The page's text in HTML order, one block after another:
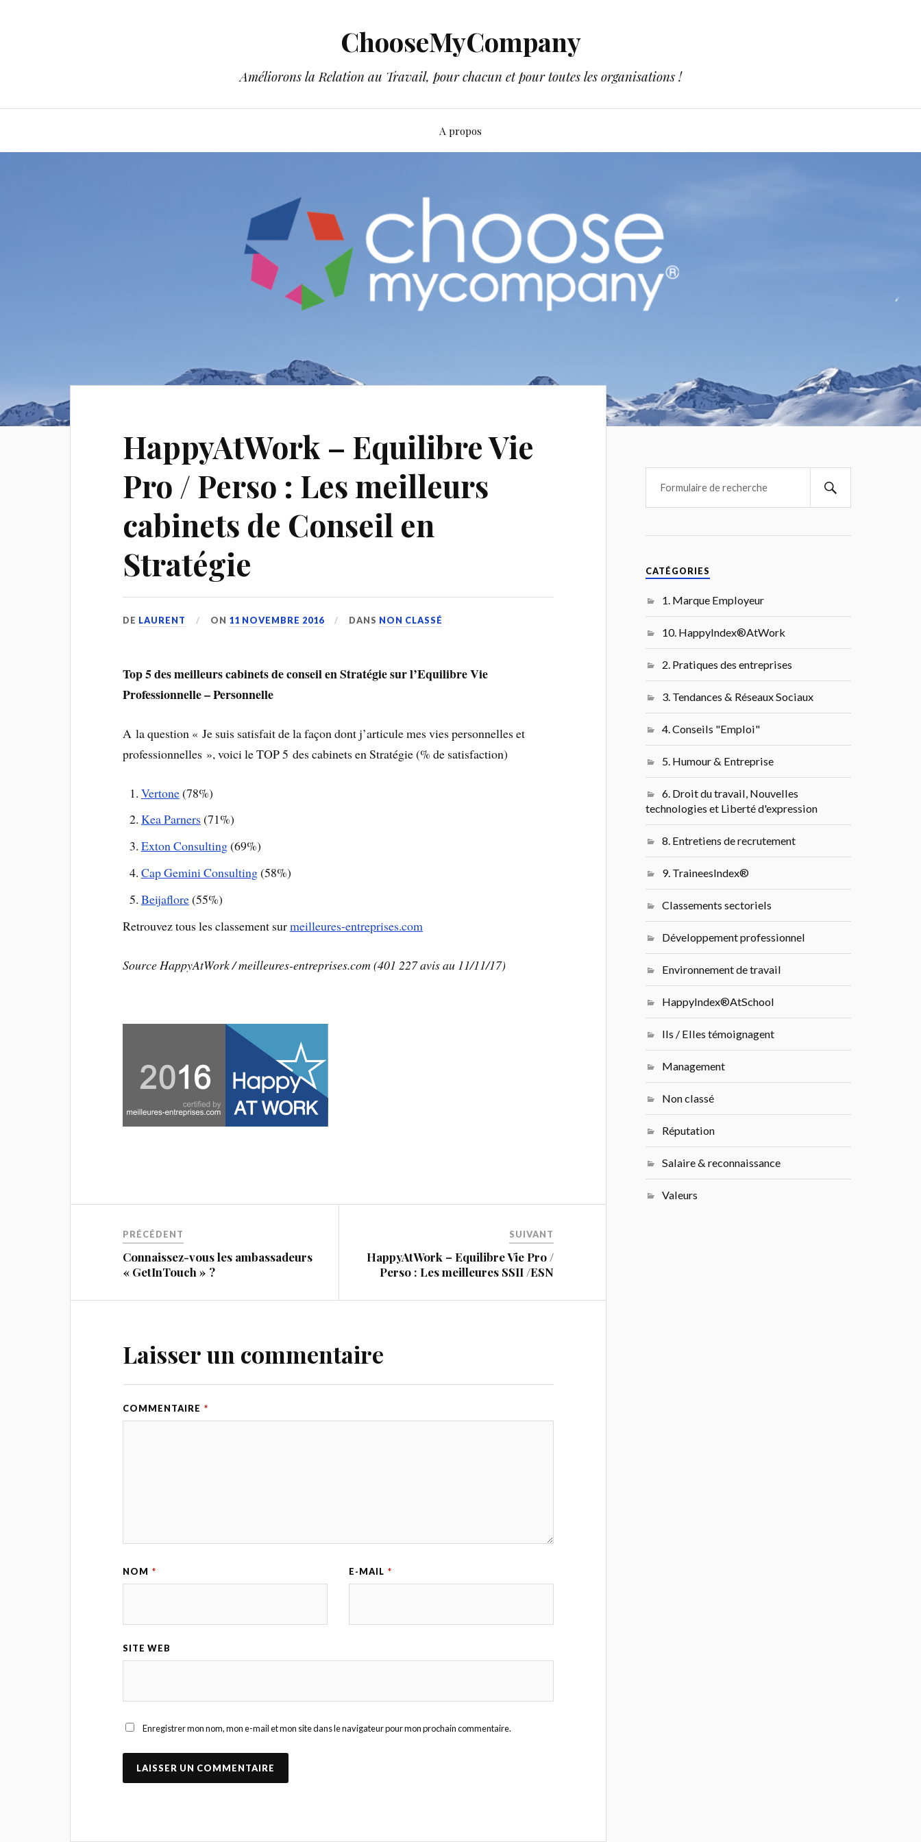
ChooseMyCompany
Améliorons la Relation au Travail, pour chacun et pour toutes les organisations !
A propos
HappyAtWork – Equilibre Vie
Pro / Perso : Les meilleurs
cabinets de Conseil en
Stratégie
DE LAURENT ON 11 NOVEMBRE 2016 DANS NON CLASSÉ
Top 5 des meilleurs cabinets de conseil en Stratégie sur l’Equilibre Vie
Professionnelle – Personnelle
A la question « Je suis satisfait de la façon dont j’articule mes vies personnelles et
professionnelles », voici le TOP 5 des cabinets en Stratégie (% de satisfaction)
Vertone(78%)
Kea Parners (71%)
Exton Consulting(69%)
Cap Gemini Consulting(58%)
Beijaflore(55%)
Retrouvez tous les classement surmeilleures-entreprises.com
Source HappyAtWork / meilleures-entreprises.com (401 227 avis au 11/11/17)
PRÉCÉDENT
Connaissez-vous les ambassadeurs
« GetInTouch » ?
SUIVANT
HappyAtWork – Equilibre Vie Pro /
Perso : Les meilleures SSII /ESN
Laisser un commentaire
COMMENTAIRE *
NOM * E-MAIL *
SITE WEB
Enregistrer mon nom, mon e-mail et mon site dans le navigateur pour mon prochain commentaire.
CATÉGORIES
1. Marque Employeur
10. HappyIndex®AtWork
2. Pratiques des entreprises
3. Tendances & Réseaux Sociaux
4. Conseils "Emploi"
5. Humour & Entreprise
6. Droit du travail, Nouvelles
technologies et Liberté d'expression
8. Entretiens de recrutement
9. TraineesIndex®
Classements sectoriels
Développement professionnel
Environnement de travail
HappyIndex®AtSchool
Ils / Elles témoignagent
Management
Non classé
Réputation
Salaire & reconnaissance
Valeurs